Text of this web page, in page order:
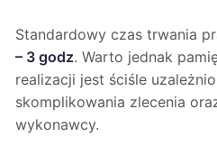
Standardowy czas trwania
– 3 godz. Warto jednak
realizacji jest ściśle
skomplikowania zlecenia
wykonawcy.